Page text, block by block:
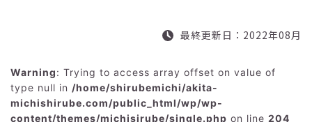
最終更新日：2022年08月
Warning: Trying to access array offset on value of
type null in /home/shirubemichi/akita-
michishirube.com/public_html/wp/wp-
content/themes/michisirube/single.php on line 204